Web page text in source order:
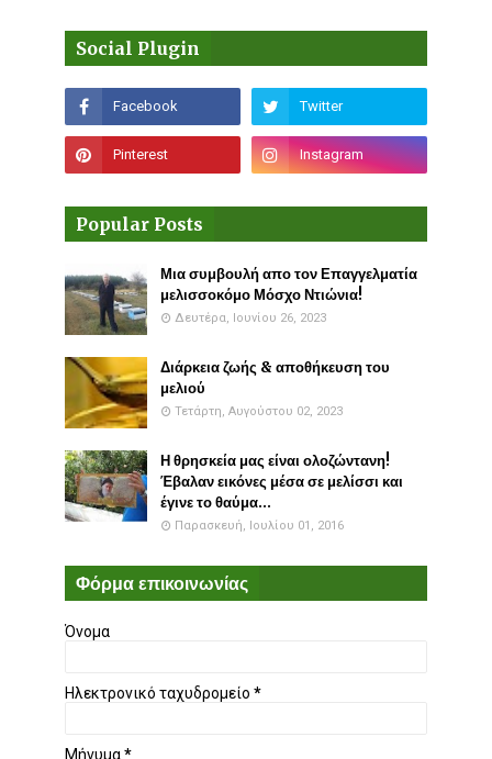
Social Plugin
Popular Posts
Μια συμβουλή απο τον Επαγγελματία
μελισσοκόμο Μόσχο Ντιώνια!
Δευτέρα, Ιουνίου 26, 2023
Διάρκεια ζωής & αποθήκευση του
μελιού
Τετάρτη, Αυγούστου 02, 2023
Η θρησκεία μας είναι ολοζώντανη!
Έβαλαν εικόνες μέσα σε μελίσσι και
έγινε το θαύμα...
Παρασκευή, Ιουλίου 01, 2016
Φόρμα επικοινωνίας
Όνομα
Ηλεκτρονικό ταχυδρομείο *
Μήνυμα*